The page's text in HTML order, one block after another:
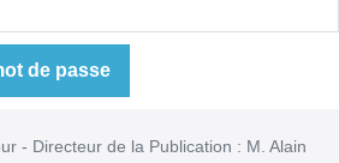
de passe
- Directeur de la Publication : M. Alain